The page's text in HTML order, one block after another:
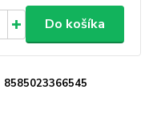
Do košíka
8585023366545